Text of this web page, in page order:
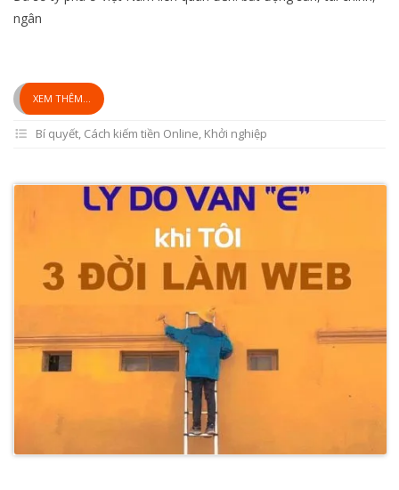
ngân
XEM THÊM...
Bí quyết, Cách kiếm tiền Online, Khởi nghiệp